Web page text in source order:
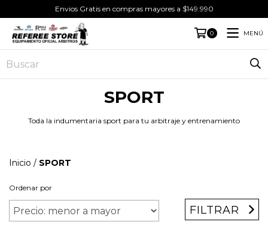
Envios Gratis en compras mayores a $149.990
0 MENÚ
SPORT
Toda la indumentaria sport para tu arbitraje y entrenamiento
Inicio / SPORT
Ordenar por
FILTRAR